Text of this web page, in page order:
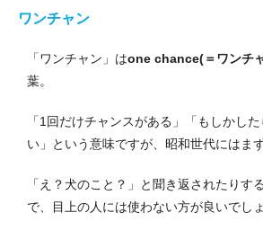
ワンチャン
「ワンチャン」はone chance(＝ワンチ
葉。
「1回だけチャンスがある」「もしかし
い」という意味ですが、昭和世代にはま
「え？犬のこと？」と聞き返されたりす
で、目上の人には使わない方が良いでしょ